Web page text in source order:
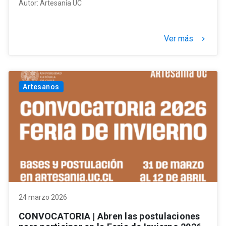
Autor: Artesanía UC
Ver más keyboard_arrow_right
Artesanos
24 marzo 2026
CONVOCATORIA | Abren las postulaciones